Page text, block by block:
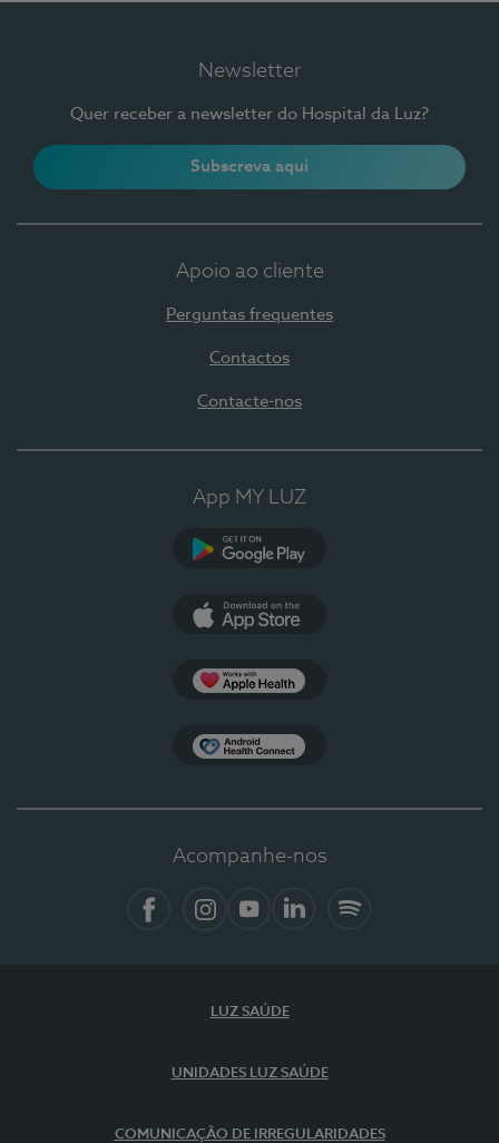
Newsletter
Quer receber a newsletter do Hospital da Luz?
Subscreva aqui
Apoio ao cliente
Perguntas frequentes
Contactos
Contacte-nos
App MY LUZ
Acompanhe-nos
LUZ SAÚDE
UNIDADES LUZ SAÚDE
COMUNICAÇÃO DE IRREGULARIDADES